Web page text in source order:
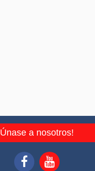
Únase a nosotros!